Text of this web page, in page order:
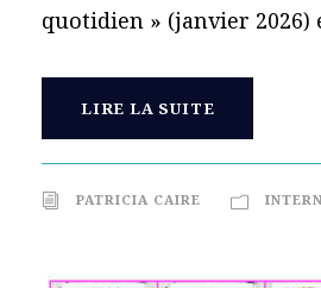
quotidien » (janvier 2026)
LIRE LA SUITE
PATRICIA CAIRE